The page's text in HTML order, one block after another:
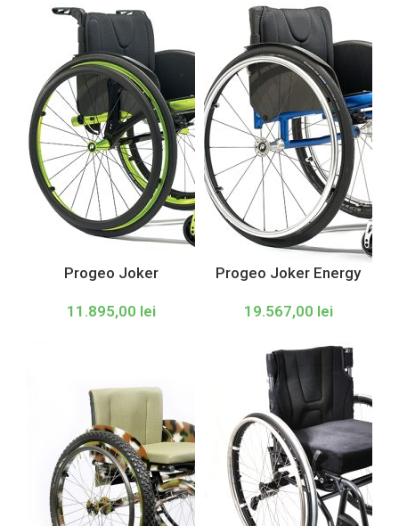
Progeo Joker
11.895,00 lei
Progeo Joker Energy
19.567,00 lei